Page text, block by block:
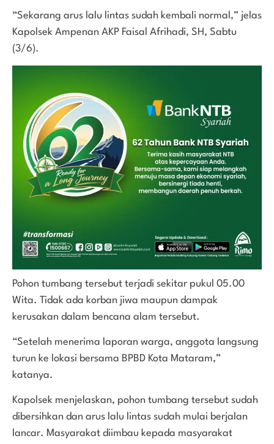
“Sekarang arus lalu lintas sudah kembali normal,” jelas
Kapolsek Ampenan AKP Faisal Afrihadi, SH, Sabtu
(3/6).
Pohon tumbang tersebut terjadi sekitar pukul 05.00
Wita. Tidak ada korban jiwa maupun dampak
kerusakan dalam bencana alam tersebut.
“Setelah menerima laporan warga, anggota langsung
turun ke lokasi bersama BPBD Kota Mataram,”
katanya.
Kapolsek menjelaskan, pohon tumbang tersebut sudah
dibersihkan dan arus lalu lintas sudah mulai berjalan
lancar. Masyarakat diimbau kepada masyarakat